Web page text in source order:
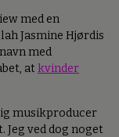
med en
Jasmine Hjørdis
med
at kvinder
musikproducer
ved dog noget